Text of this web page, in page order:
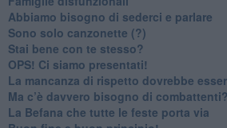
​Abbiamo bisogno di sederci e parlare
Sono solo canzonette (?)
​Stai bene con te stesso?
​OPS! Ci siamo presentati!
​La mancanza di rispetto dovrebbe
​Ma c’è davvero bisogno di combattenti?
​La Befana che tutte le feste porta via